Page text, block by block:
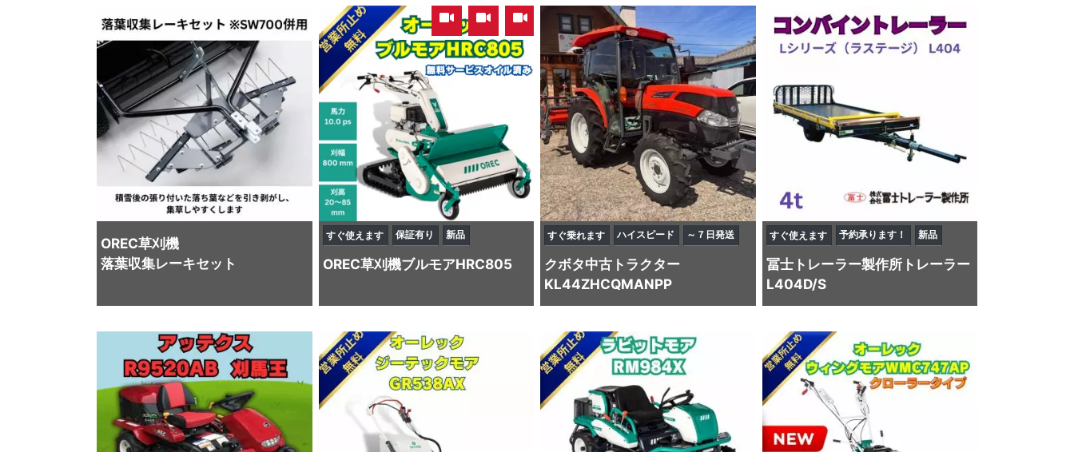
OREC草刈機
落葉収集レーキセット
,
すぐ使えます 保証有り 新品
OREC草刈機ブルモアHRC805
すぐ乗れます ハイスピード ～７日発送
クボタ中古トラクター
KL44ZHCQMANPP
すぐ使えます 予約承ります！ 新品
冨士トレーラー製作所トレーラー
L404D/S